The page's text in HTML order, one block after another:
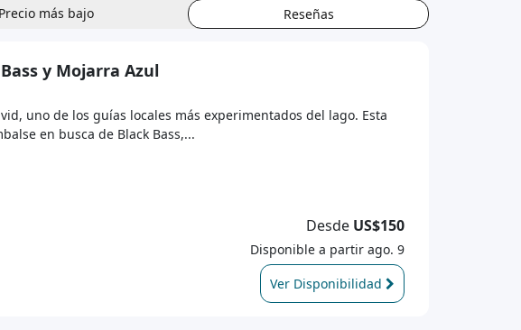
Precio más bajo Reseñas
y Mojarra Azul
uno de los guías locales más experimentados del lago. Esta
en busca de Black Bass,...
Desde US$150
Disponible a partir ago. 9
Ver Disponibilidad